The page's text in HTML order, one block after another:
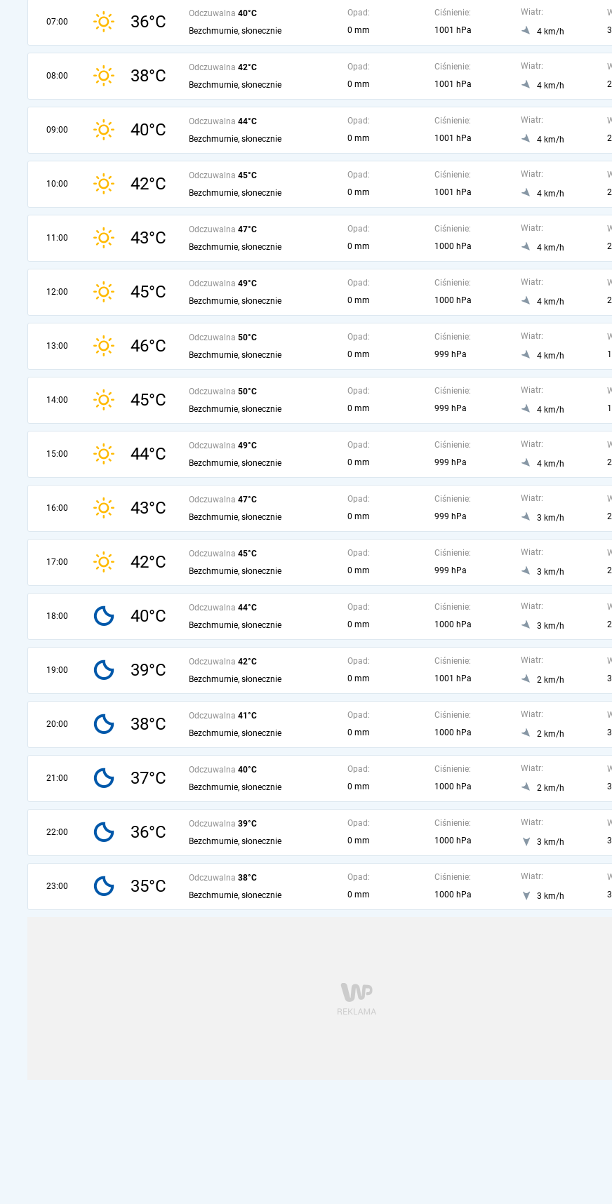
07:00 36°C Odczuwalna 40°C
Bezchmurnie, słonecznie
Opad:
0 mm
Ciśnienie:
1001 hPa
Wiatr:
4 km/h
08:00 38°C Odczuwalna 42°C
Bezchmurnie, słonecznie
Opad:
0 mm
Ciśnienie:
1001 hPa
Wiatr:
4 km/h
09:00 40°C Odczuwalna 44°C
Bezchmurnie, słonecznie
Opad:
0 mm
Ciśnienie:
1001 hPa
Wiatr:
4 km/h
10:00 42°C Odczuwalna 45°C
Bezchmurnie, słonecznie
Opad:
0 mm
Ciśnienie:
1001 hPa
Wiatr:
4 km/h
11:00 43°C Odczuwalna 47°C
Bezchmurnie, słonecznie
Opad:
0 mm
Ciśnienie:
1000 hPa
Wiatr:
4 km/h
12:00 45°C Odczuwalna 49°C
Bezchmurnie, słonecznie
Opad:
0 mm
Ciśnienie:
1000 hPa
Wiatr:
4 km/h
13:00 46°C Odczuwalna 50°C
Bezchmurnie, słonecznie
Opad:
0 mm
Ciśnienie:
999 hPa
Wiatr:
4 km/h
14:00 45°C Odczuwalna 50°C
Bezchmurnie, słonecznie
Opad:
0 mm
Ciśnienie:
999 hPa
Wiatr:
4 km/h
15:00 44°C Odczuwalna 49°C
Bezchmurnie, słonecznie
Opad:
0 mm
Ciśnienie:
999 hPa
Wiatr:
4 km/h
16:00 43°C Odczuwalna 47°C
Bezchmurnie, słonecznie
Opad:
0 mm
Ciśnienie:
999 hPa
Wiatr:
3 km/h
17:00 42°C Odczuwalna 45°C
Bezchmurnie, słonecznie
Opad:
0 mm
Ciśnienie:
999 hPa
Wiatr:
3 km/h
18:00 40°C Odczuwalna 44°C
Bezchmurnie, słonecznie
Opad:
0 mm
Ciśnienie:
1000 hPa
Wiatr:
3 km/h
19:00 39°C Odczuwalna 42°C
Bezchmurnie, słonecznie
Opad:
0 mm
Ciśnienie:
1001 hPa
Wiatr:
2 km/h
20:00 38°C Odczuwalna 41°C
Bezchmurnie, słonecznie
Opad:
0 mm
Ciśnienie:
1000 hPa
Wiatr:
2 km/h
21:00 37°C Odczuwalna 40°C
Bezchmurnie, słonecznie
Opad:
0 mm
Ciśnienie:
1000 hPa
Wiatr:
2 km/h
22:00 36°C Odczuwalna 39°C
Bezchmurnie, słonecznie
Opad:
0 mm
Ciśnienie:
1000 hPa
Wiatr:
3 km/h
23:00 35°C Odczuwalna 38°C
Bezchmurnie, słonecznie
Opad:
0 mm
Ciśnienie:
1000 hPa
Wiatr:
3 km/h